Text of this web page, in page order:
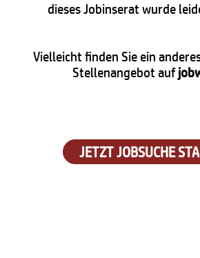
dieses Jobinserat wurde
Vielleicht finden Sie ein
Stellenangebot auf
JETZT JOBSUCHE